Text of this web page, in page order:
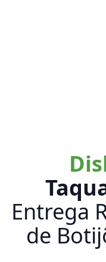
Entrega
de